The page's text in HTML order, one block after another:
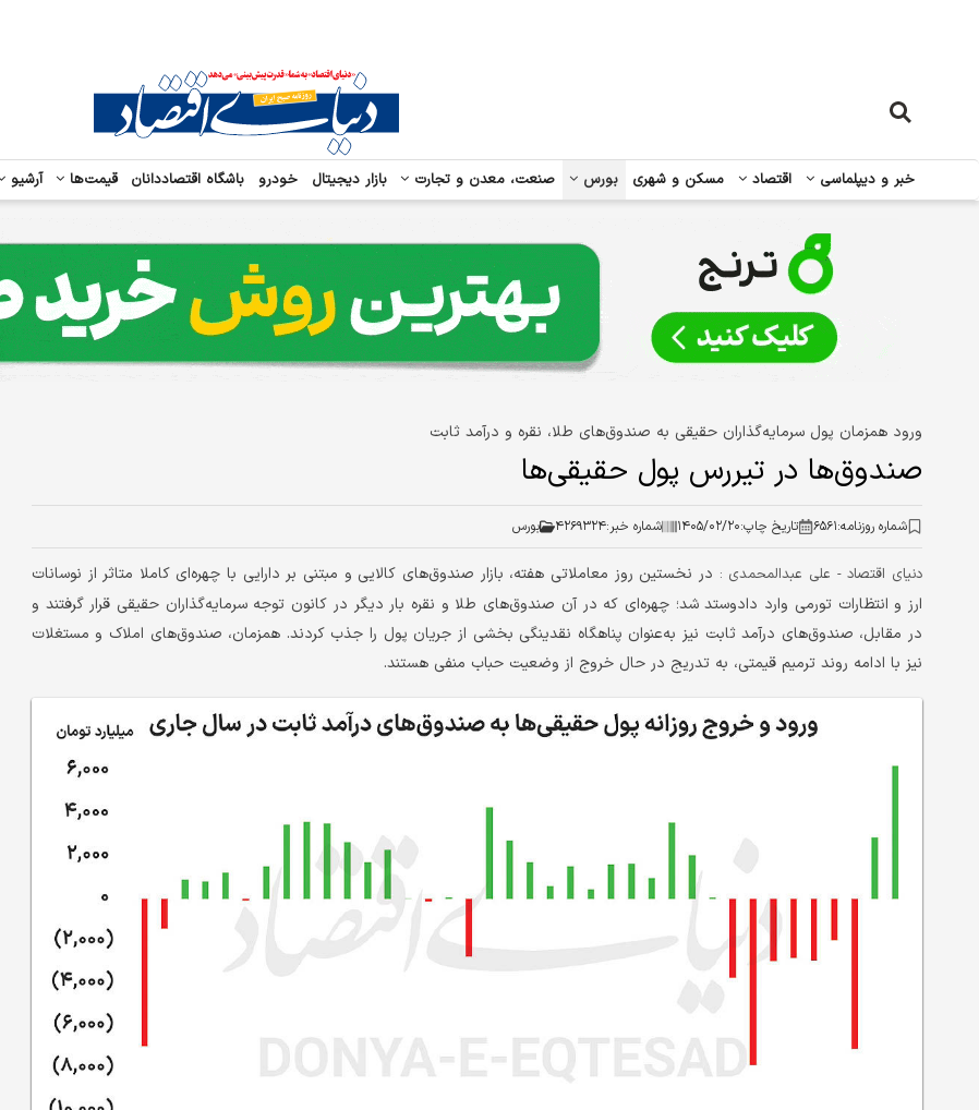
خبر و دیپلماسی اقتصاد مسکن و شهری بورس صنعت، معدن و تجارت بازار دیجیتال خودرو باشگاه اقتصاددانان قیمت‌ها آرشیو
ورود همزمان پول سرمایه‌گذاران حقیقی به صندوق‌های طلا، نقره و درآمد ثابت
صندوق‌ها در تیررس پول حقیقی‌ها
شماره روزنامه:۶۵۶۱ تاریخ چاپ:۱۴۰۵/۰۲/۲۰ شماره خبر:۴۲۶۹۳۲۴ بورس
دنیای اقتصاد - علی عبدالمحمدی : در نخستین روز معاملاتی هفته، بازار صندوق‌های کالایی و مبتنی بر دارایی با چهره‌ای کاملا متاثر از نوسانات
ارز و انتظارات تورمی وارد دادوستد شد؛ چهره‌ای که در آن صندوق‌های طلا و نقره بار دیگر در کانون توجه سرمایه‌گذاران حقیقی قرار گرفتند و
در مقابل، صندوق‌های درآمد ثابت نیز به‌عنوان پناهگاه نقدینگی بخشی از جریان پول را جذب کردند. همزمان، صندوق‌های املاک و مستغلات
نیز با ادامه روند ترمیم قیمتی، به تدریج در حال خروج از وضعیت حباب منفی هستند.